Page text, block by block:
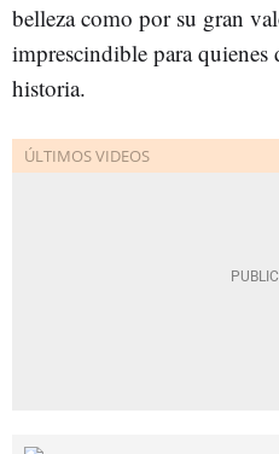
belleza como por su gran
imprescindible para
historia.